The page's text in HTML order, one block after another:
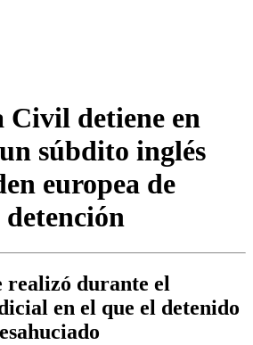
detiene en
súbdito inglés
europea de
realizó durante el
en el que el detenido